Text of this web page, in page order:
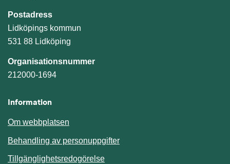
Postadress
Lidköpings kommun
531 88 Lidköping
Organisationsnummer
212000-1694
Information
Om webbplatsen
Behandling av personuppgifter
Tillgänglighetsredogörelse